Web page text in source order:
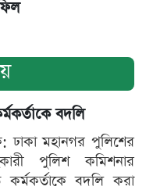
বদলি
ঢাকা মহানগর পুলিশের
পুলিশ কমিশনার
কর্মকর্তাকে বদলি করা